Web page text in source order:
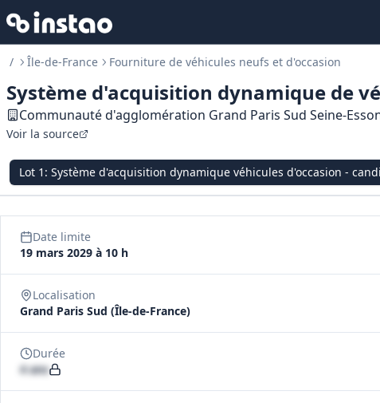
/ Île-de-France Fourniture de véhicules neufs et d'occasion
Système d'acquisition dynamique de
Communauté d'agglomération Grand Paris Sud
Voir la source
Lot 1 : Système d'acquisition dynamique véhicules d'occasion -
Date limite
19 mars 2029 à 10 h
Localisation
Grand Paris Sud (Île-de-France)
Durée
4 ans